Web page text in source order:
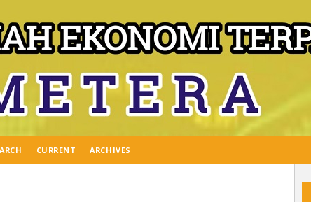
CURRENT ARCHIVES